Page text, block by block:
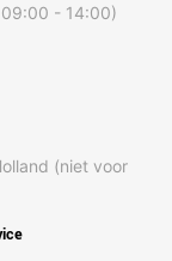
- 14:00)
(niet voor